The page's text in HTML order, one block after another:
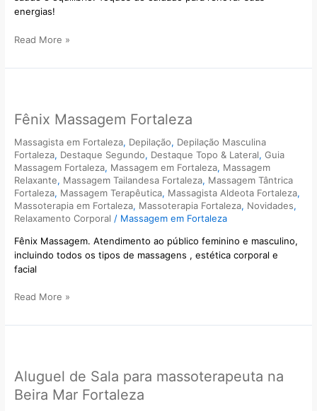
energias!
Read More »
Fênix Massagem Fortaleza
Massagista em Fortaleza, Depilação, Depilação Masculina
Fortaleza, Destaque Segundo, Destaque Topo & Lateral,Guia
Massagem Fortaleza, Massagem em Fortaleza, Massagem
Relaxante, Massagem Tailandesa Fortaleza, Massagem Tântrica
Fortaleza, Massagem Terapêutica, Massagista Aldeota Fortaleza,
Massoterapia em Fortaleza, Massoterapia Fortaleza, Novidades,
Relaxamento Corporal / Massagem em Fortaleza
Fênix Massagem. Atendimento ao público feminino e masculino,
incluindo todos os tipos de massagens , estética corporal e
facial
Fortaleza
Read More »
Aluguel de Sala para massoterapeuta na
Beira Mar Fortaleza
Sala
para
massoterapeuta